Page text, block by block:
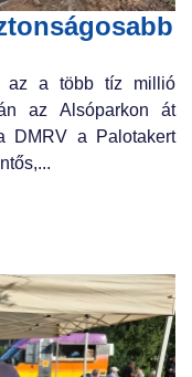
az a több tíz millió
az Alsóparkon át
DMRV a Palotakert